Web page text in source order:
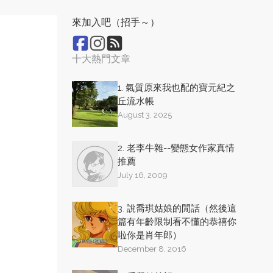
來加入吧（招手～）
十大熱門文章
1. 氣質原來我也配的寶元紀之
丘流水帳
August 3, 2025
2. 老李牛雜--變態女作家真情
推薦
July 16, 2009
3. 說喬琪姑娘的閒話（然後這
篇有年齡限制看不懂的恭禧你
啦你是肖年郎）
December 8, 2016